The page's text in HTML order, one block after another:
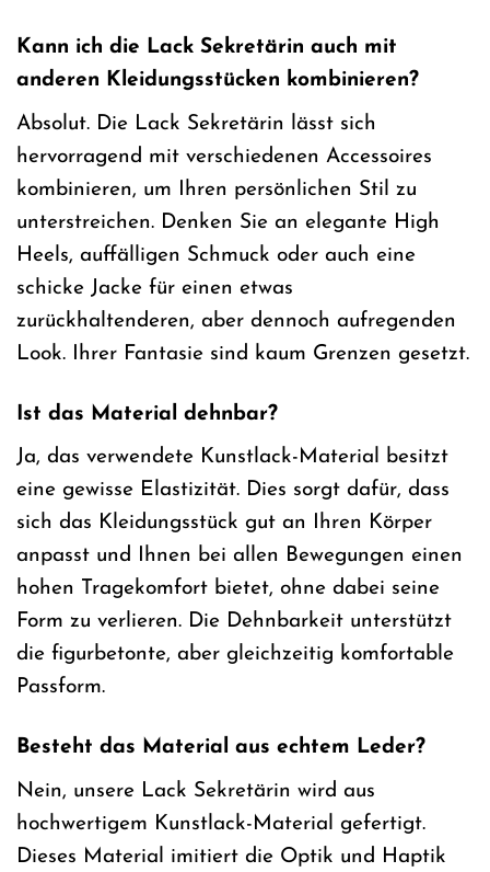
Kann ich die Lack Sekretärin auch mit
anderen Kleidungsstücken kombinieren?
Absolut. Die Lack Sekretärin lässt sich
hervorragend mit verschiedenen Accessoires
kombinieren, um Ihren persönlichen Stil zu
unterstreichen. Denken Sie an elegante High
Heels, auffälligen Schmuck oder auch eine
schicke Jacke für einen etwas
zurückhaltenderen, aber dennoch aufregenden
Look. Ihrer Fantasie sind kaum Grenzen gesetzt.
Ist das Material dehnbar?
Ja, das verwendete Kunstlack-Material besitzt
eine gewisse Elastizität. Dies sorgt dafür, dass
sich das Kleidungsstück gut an Ihren Körper
anpasst und Ihnen bei allen Bewegungen einen
hohen Tragekomfort bietet, ohne dabei seine
Form zu verlieren. Die Dehnbarkeit unterstützt
die figurbetonte, aber gleichzeitig komfortable
Passform.
Besteht das Material aus echtem Leder?
Nein, unsere Lack Sekretärin wird aus
hochwertigem Kunstlack-Material gefertigt.
Dieses Material imitiert die Optik und Haptik